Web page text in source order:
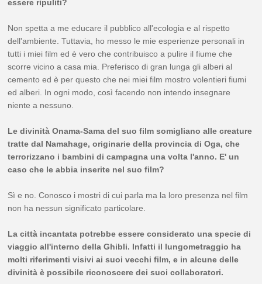
essere ripuliti?
Non spetta a me educare il pubblico all'ecologia e al rispetto
dell'ambiente. Tuttavia, ho messo le mie esperienze personali in
tutti i miei film ed è vero che contribuisco a pulire il fiume che
scorre vicino a casa mia. Preferisco di gran lunga gli alberi al
cemento ed è per questo che nei miei film mostro volentieri fiumi
ed alberi. In ogni modo, così facendo non intendo insegnare
niente a nessuno.
Le divinità Onama-Sama del suo film somigliano alle creature
tratte dal Namahage, originarie della provincia di Oga, che
terrorizzano i bambini di campagna una volta l'anno. E' un
caso che le abbia inserite nel suo film?
Sì e no. Conosco i mostri di cui parla ma la loro presenza nel film
non ha nessun significato particolare.
La città incantata potrebbe essere considerato una specie di
viaggio all'interno della Ghibli. Infatti il lungometraggio ha
molti riferimenti visivi ai suoi vecchi film, e in alcune delle
divinità è possibile riconoscere dei suoi collaboratori.